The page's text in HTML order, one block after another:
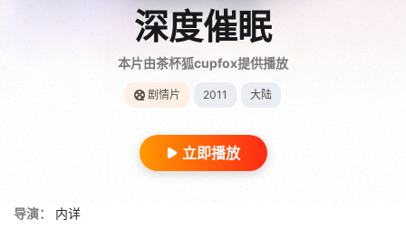
深度催眠
本片由茶杯狐cupfox提供播放
剧情片 2011 大陆
立即播放
导演：
内详